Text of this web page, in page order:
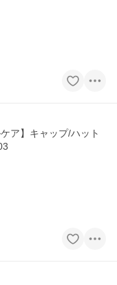
ア】キャップ/ハット